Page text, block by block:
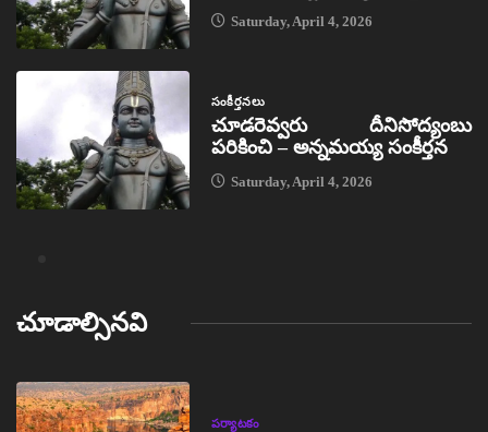
Saturday, April 4, 2026
సంకీర్తనలు
చూడరెవ్వరు దీనిసోద్యంబు
పరికించి – అన్నమయ్య సంకీర్తన
Saturday, April 4, 2026
చూడాల్సినవి
పర్యాటకం